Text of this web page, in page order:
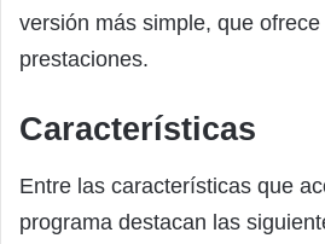
versión más simple, que
prestaciones.
Características
Entre las características que
programa destacan las